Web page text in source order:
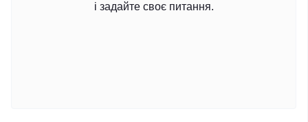
і задайте своє питання.